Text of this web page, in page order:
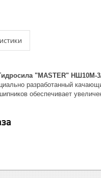
"MASTER" НШ10М-
разработанный
обеспечивает